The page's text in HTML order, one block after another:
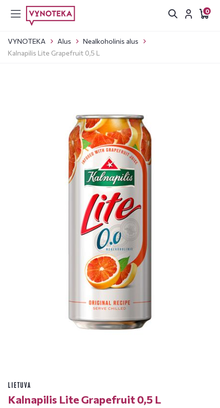
0
VYNOTEKA Alus
Nealkoholinis alus
Kalnapilis Lite Grapefruit 0,5 L
LIETUVA
Kalnapilis Lite Grapefruit 0,5 L